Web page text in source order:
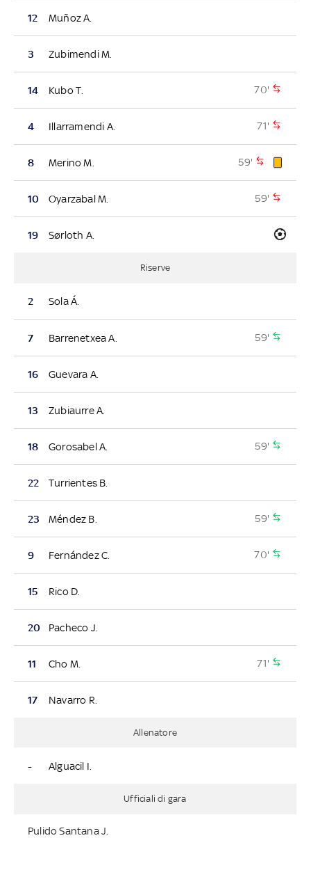
12 Muñoz A.
3 Zubimendi M.
14 Kubo T. 70'
4 Illarramendi A. 71'
8 Merino M. 59'
10 Oyarzabal M. 59'
19 Sørloth A.
Riserve
2 Sola Á.
7 Barrenetxea A. 59'
16 Guevara A.
13 Zubiaurre A.
18 Gorosabel A. 59'
22 Turrientes B.
23 Méndez B. 59'
9 Fernández C. 70'
15 Rico D.
20 Pacheco J.
11 Cho M. 71'
17 Navarro R.
Allenatore
- Alguacil I.
Ufficiali di gara
Pulido Santana J.